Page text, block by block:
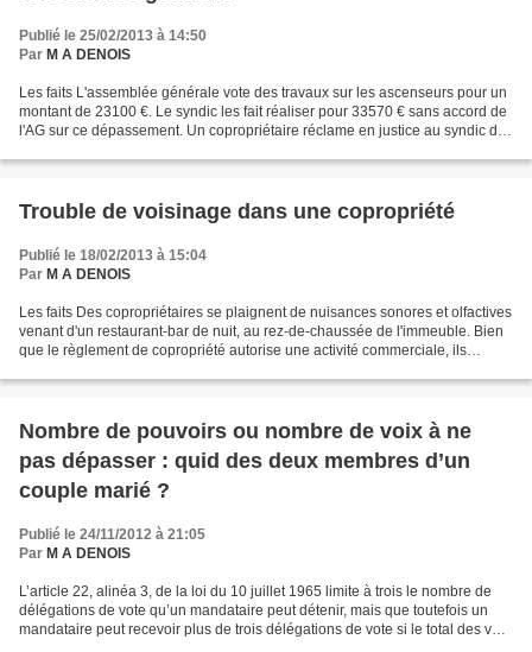
Publié le 25/02/2013 à 14:50
Par M A DENOIS
Les faits L'assemblée générale vote des travaux sur les ascenseurs pour un
montant de 23100 €. Le syndic les fait réaliser pour 33570 € sans accord de
l'AG sur ce dépassement. Un copropriétaire réclame en justice au syndic des
Trouble de voisinage dans une copropriété
Publié le 18/02/2013 à 15:04
Par M A DENOIS
Les faits Des copropriétaires se plaignent de nuisances sonores et olfactives
venant d'un restaurant-bar de nuit, au rez-de-chaussée de l'immeuble. Bien
que le règlement de copropriété autorise une activité commerciale, ils
Nombre de pouvoirs ou nombre de voix à ne
pas dépasser : quid des deux membres d’un
couple marié ?
Publié le 24/11/2012 à 21:05
Par M A DENOIS
L’article 22, alinéa 3, de la loi du 10 juillet 1965 limite à trois le nombre de
délégations de vote qu’un mandataire peut détenir, mais que toutefois un
mandataire peut recevoir plus de trois délégations de vote si le total des voix